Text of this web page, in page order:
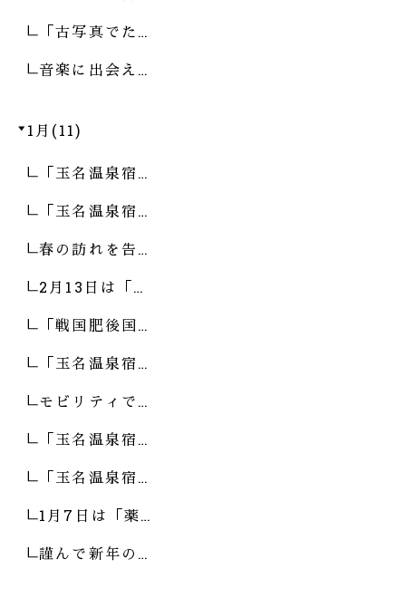
「古写真でた…
音楽に出会え…
1月(11)
「玉名温泉宿…
「玉名温泉宿…
春の訪れを告…
2月13日は「…
「戦国肥後国…
「玉名温泉宿…
モビリティで…
「玉名温泉宿…
「玉名温泉宿…
1月7日は「薬…
謹んで新年の…